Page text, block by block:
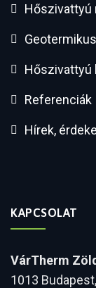
Hőszivattyú
Hőszivattyú
Referenciák
Hírek,
KAPCSOLAT
VárTherm
1013 Budapest,